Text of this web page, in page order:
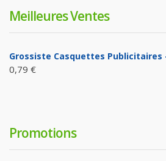
Meilleures Ventes
Grossiste Casquettes Publicitaires -
0,79 €
Promotions